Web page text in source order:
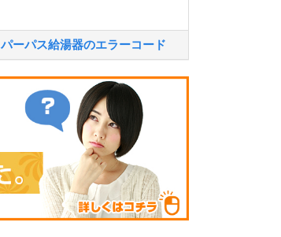
パーパス給湯器のエラーコード